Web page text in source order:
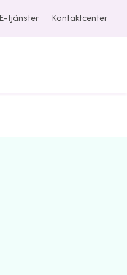
E-tjänster Kontaktcenter